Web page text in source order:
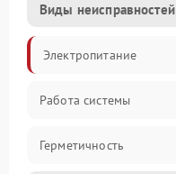
Виды неисправностей
Электропитание
Работа системы
Герметичность